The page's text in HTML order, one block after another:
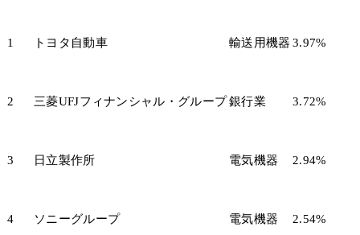
1 トヨタ自動車 輸送用機器 3.97%
2 三菱UFJフィナンシャル・グループ銀行業 3.72%
3 日立製作所 電気機器 2.94%
4 ソニーグループ 電気機器 2.54%